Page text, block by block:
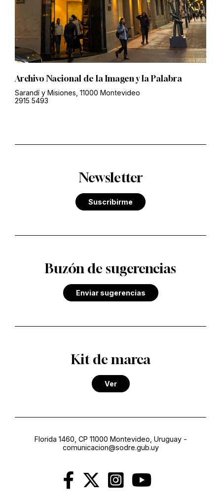
Archivo Nacional de la Imagen y la Palabra
Sarandí y Misiones, 11000 Montevideo
2915 5493
Newsletter
Suscribirme
Buzón de sugerencias
Enviar sugerencias
Kit de marca
Ver
Florida 1460, CP 11000 Montevideo, Uruguay-
comunicacion@sodre.gub.uy